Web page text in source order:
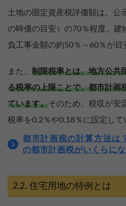
土地の固定資産税評価額は、公
の時価の目安）の70％程度、建
負工事金額の約50％～60％が目
また、 制限税率とは、地方公共
る税率の上限ことで、都市計画
ています。そのため、税収が安
税率を0.2％や0.18％に設定して
都市計画税の計算方法は
の都市計画税がいくらに
住宅用地の特例とは